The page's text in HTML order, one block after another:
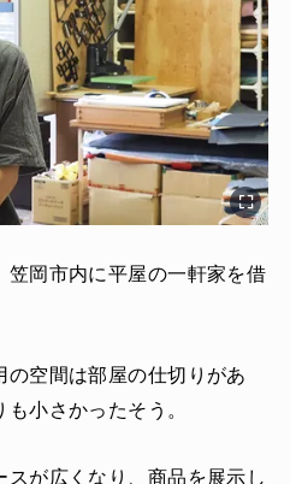
笠岡市内に平屋の一軒家を借
空間は部屋の仕切りがあ
小さかったそう。
が広くなり、商品を展示し